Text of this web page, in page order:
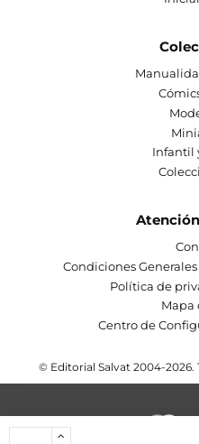
Infantil
Condiciones
Política de
Mapa
Centro de
© Editorial Salvat 2004-2026.